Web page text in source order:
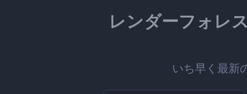
レンダーフォレ
いち早く最新